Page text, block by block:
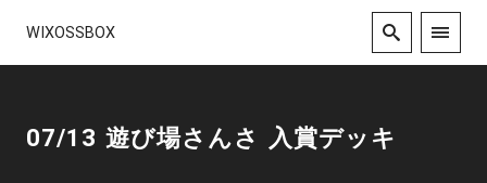
WIXOSSBOX
07/13 遊び場さんさ 入賞デッキ